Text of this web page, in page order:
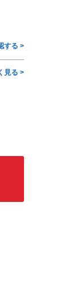
する >
見る >